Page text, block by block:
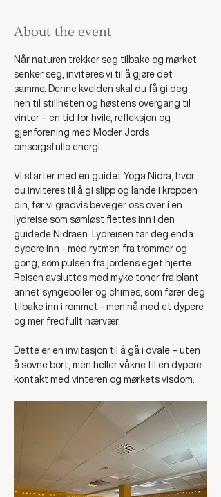
About the event
Når naturen trekker seg tilbake og mørket
senker seg, inviteres vi til å gjøre det
samme. Denne kvelden skal du få gi deg
hen til stillheten og høstens overgang til
vinter – en tid for hvile, refleksjon og
gjenforening med Moder Jords
omsorgsfulle energi.
Vi starter med en guidet Yoga Nidra, hvor
du inviteres til å gi slipp og lande i kroppen
din, før vi gradvis beveger oss over i en
lydreise som sømløst flettes inn i den
guidede Nidraen. Lydreisen tar deg enda
dypere inn - med rytmen fra trommer og
gong, som pulsen fra jordens eget hjerte.
Reisen avsluttes med myke toner fra blant
annet syngeboller og chimes, som fører deg
tilbake inn i rommet - men nå med et dypere
og mer fredfullt nærvær.
Dette er en invitasjon til å gå i dvale – uten
å sovne bort, men heller våkne til en dypere
kontakt med vinteren og mørkets visdom.